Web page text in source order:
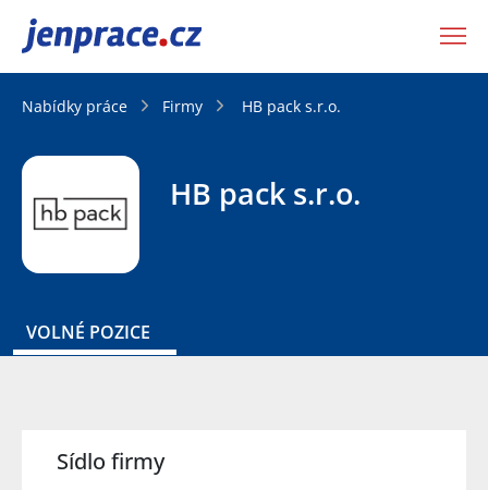
JenPráce.cz
Nabídky práce Firmy HB pack s.r.o.
HB pack s.r.o.
VOLNÉ POZICE
Sídlo firmy